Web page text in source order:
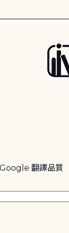
翻譯品質